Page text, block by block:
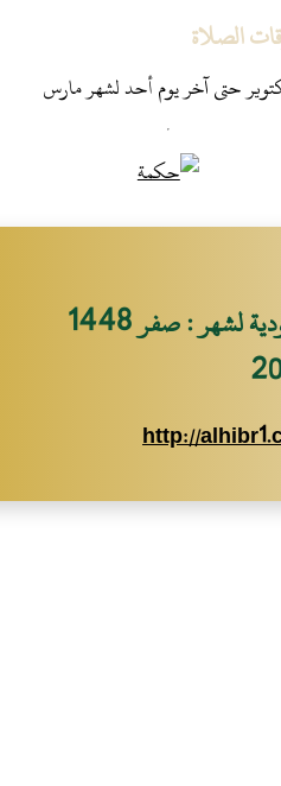
الصلاة
حتى آخر يوم أحد لشهر مارس
لشهر : صفر 1448
http://